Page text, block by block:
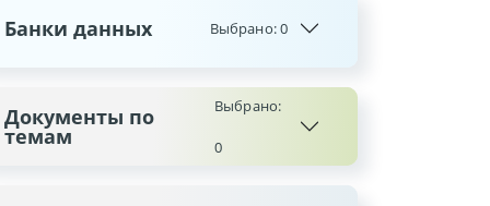
Банки данных Выбрано:0
Документы по
темам
Выбрано:
0